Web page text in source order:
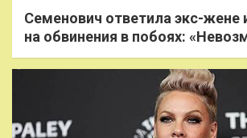
Семенович ответила экс-жене
на обвинения в побоях: